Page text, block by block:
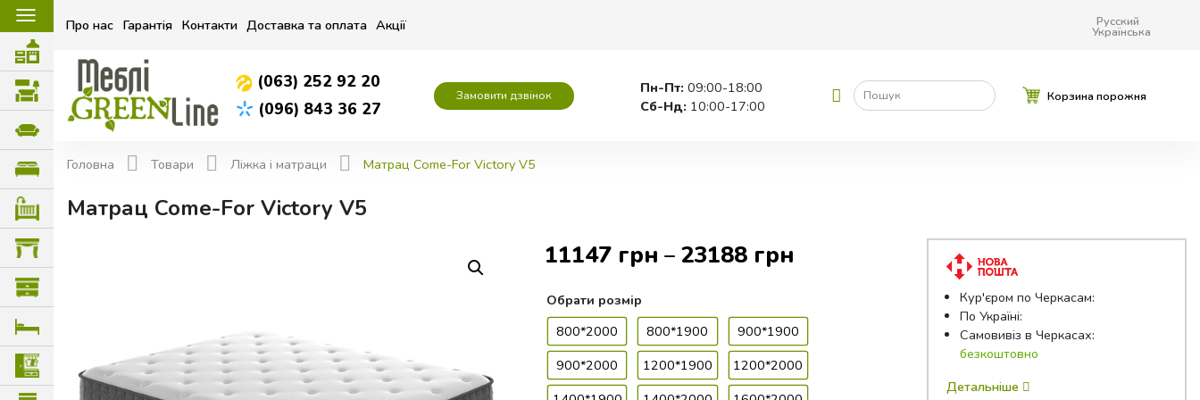
Про нас Гарантія Контакти Доставка та оплата Акції Русский
Українська
(063) 252 92 20
(096) 843 36 27
Замовити дзвінок Пн-Пт: 09:00-18:00
Сб-Нд: 10:00-17:00
Пошук Корзина порожня
☰
Головна Товари Ліжка і матраци Матрац Come-For Victory V5
Матрац Come-For Victory V5
11147 грн – 23188 грн
Обрати розмір
800*2000
800*1900
900*1900
900*2000
1200*1900
1200*2000
Кур'єром по Черкасам:
По Україні:
Самовивіз в Черкасах:
безкоштовно
Детальніше